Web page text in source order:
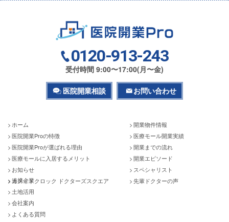
0120-913-243
受付時間 9:00〜17:00(月〜金)
医院開業相談 お問い合わせ
ホーム
医院開業Proの特徴
医院開業Proが選ばれる理由
医療モールに入居するメリット
お知らせ
カメイドクロック ドクターズスクエア
開業物件情報
医療モール開業実績
開業までの流れ
開業エピソード
スペシャリスト
先輩ドクターの声
連携企業
土地活用
会社案内
よくある質問